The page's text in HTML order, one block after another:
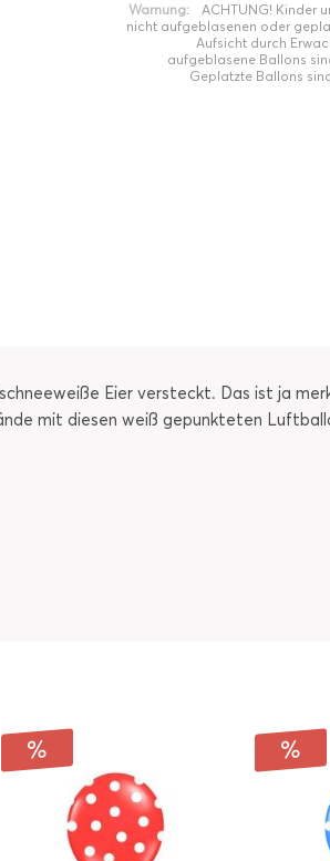
Warnung:
ACHTUNG! Kinder
nicht aufgeblasenen oder
Aufsicht durch
aufgeblasene Ballons
Geplatzte Ballons
Eier versteckt. Das ist ja
mit diesen weiß gepunkteten